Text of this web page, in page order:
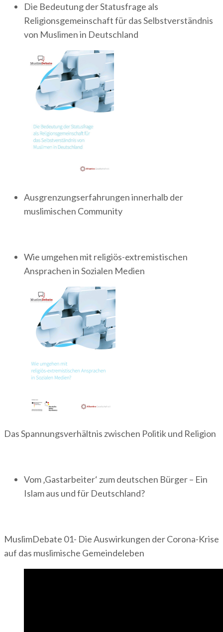
Die Bedeutung der Statusfrage als
Religionsgemeinschaft für das Selbstverständnis
von Muslimen in Deutschland
Ausgrenzungserfahrungen innerhalb der
muslimischen Community
Wie umgehen mit religiös-extremistischen
Ansprachen in Sozialen Medien
Das Spannungsverhältnis zwischen Politik und Religion
Vom ‚Gastarbeiter‘ zum deutschen Bürger – Ein
Islam aus und für Deutschland?
MuslimDebate 01- Die Auswirkungen der Corona-Krise
auf das muslimische Gemeindeleben